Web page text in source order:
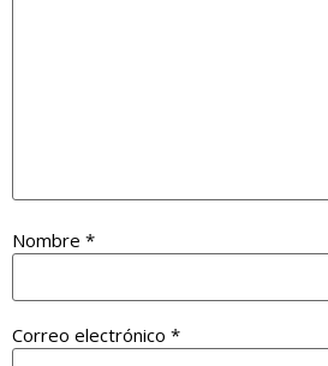
Nombre *
Correo electrónico *